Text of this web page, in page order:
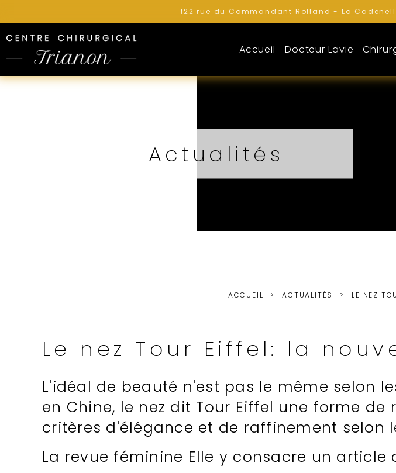
122 rue du Commandant Rolland - La
Accueil Docteur Lavie
Actualités
ACCUEIL ACTUALITÉS LE NEZ
Le nez Tour Eiffel: la
L'idéal de beauté n'est pas le même selon
en Chine, le nez dit Tour Eiffel une forme
critères d'élégance et de raffinement selon
La revue féminine Elle y consacre un article